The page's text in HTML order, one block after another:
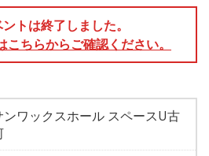
トは終了しました。
ちらからご確認ください。
ンワックスホール スペースU古